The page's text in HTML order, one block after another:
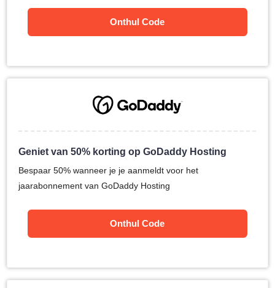
Onthul Code
Geniet van 50% korting op GoDaddy Hosting
Bespaar 50% wanneer je je aanmeldt voor het
jaarabonnement van GoDaddy Hosting
Onthul Code